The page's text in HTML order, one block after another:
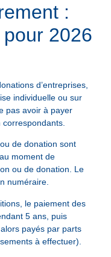
:
pour 2026
d’entreprises,
individuelle ou sur
pas avoir à payer
de donation sont
moment de
ou de donation. Le
numéraire.
le paiement des
5 ans, puis
payés par parts
à effectuer).